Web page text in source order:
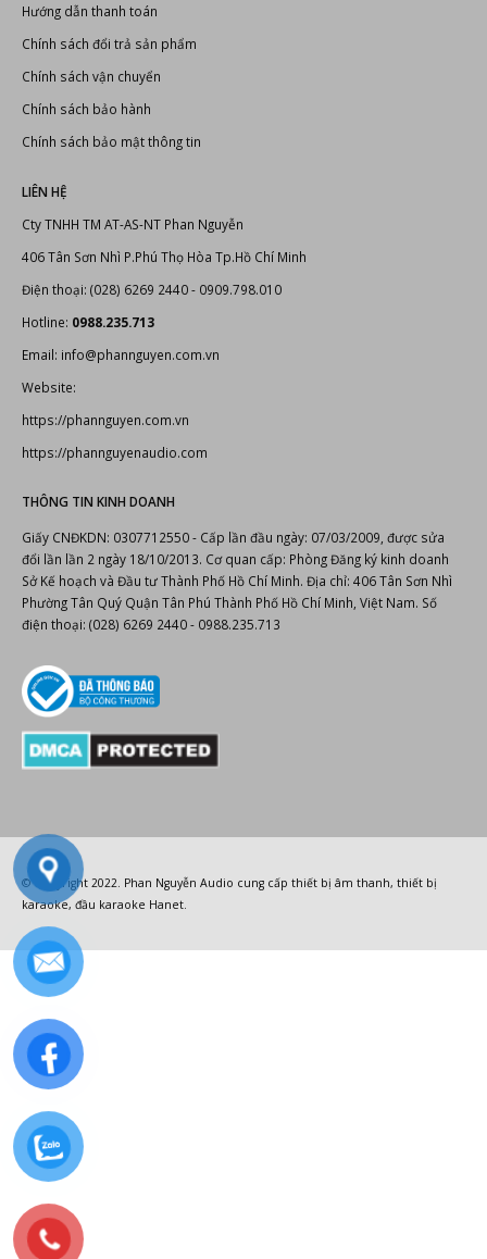
Hướng dẫn thanh toán
Chính sách đổi trả sản phẩm
Chính sách vận chuyển
Chính sách bảo hành
Chính sách bảo mật thông tin
LIÊN HỆ
Cty TNHH TM AT-AS-NT Phan Nguyễn
406 Tân Sơn Nhì P.Phú Thọ Hòa Tp.Hồ Chí Minh
Điện thoại: (028) 6269 2440 - 0909.798.010
Hotline: 0988.235.713
Email: info@phannguyen.com.vn
Website:
https://phannguyen.com.vn
https://phannguyenaudio.com
THÔNG TIN KINH DOANH
Giấy CNĐKDN: 0307712550 - Cấp lần đầu ngày: 07/03/2009, được sửa
đổi lần lần 2 ngày 18/10/2013. Cơ quan cấp: Phòng Đăng ký kinh doanh
Sở Kế hoạch và Đầu tư Thành Phố Hồ Chí Minh. Địa chỉ: 406 Tân Sơn Nhì
Phường Tân Quý Quận Tân Phú Thành Phố Hồ Chí Minh, Việt Nam. Số
điện thoại: (028) 6269 2440 - 0988.235.713
© Copyright 2022. Phan Nguyễn Audio cung cấp thiết bị âm thanh, thiết bị
karaoke, đầu karaoke Hanet